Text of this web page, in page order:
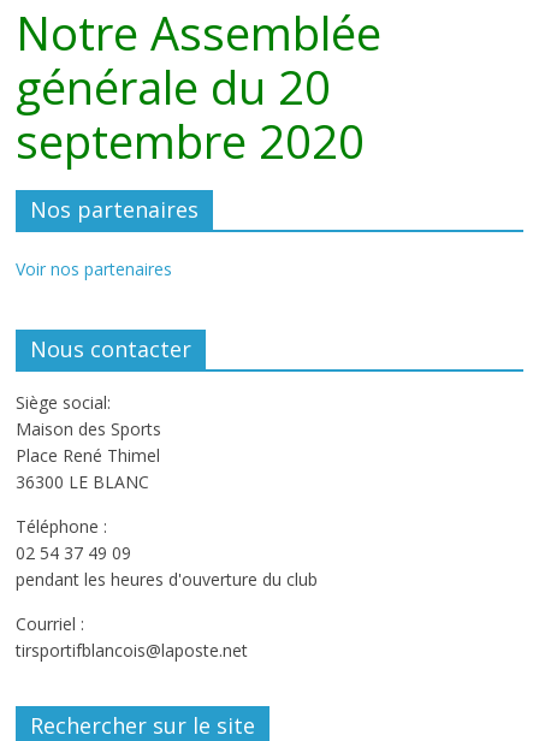
Notre Assemblée
générale du 20
septembre 2020
Nos partenaires
Voir nos partenaires
Nous contacter
Siège social:
Maison des Sports
Place René Thimel
36300 LE BLANC
Téléphone :
02 54 37 49 09
pendant les heures d'ouverture du club
Courriel :
tirsportifblancois@laposte.net
Rechercher sur le site